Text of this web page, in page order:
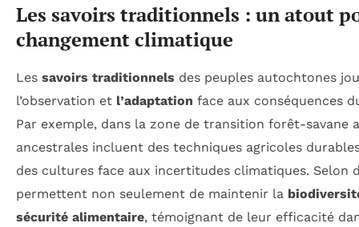
Les savoirs traditionnels : un atout
changement climatique
Les savoirs traditionnels des peuples autochtones
l’observation et l’adaptation face aux conséquences
Par exemple, dans la zone de transition forêt-savane
ancestrales incluent des techniques agricoles
des cultures face aux incertitudes climatiques. Selon
permettent non seulement de maintenir la
sécu­rité alimentaire, témoignant de leur efficacité